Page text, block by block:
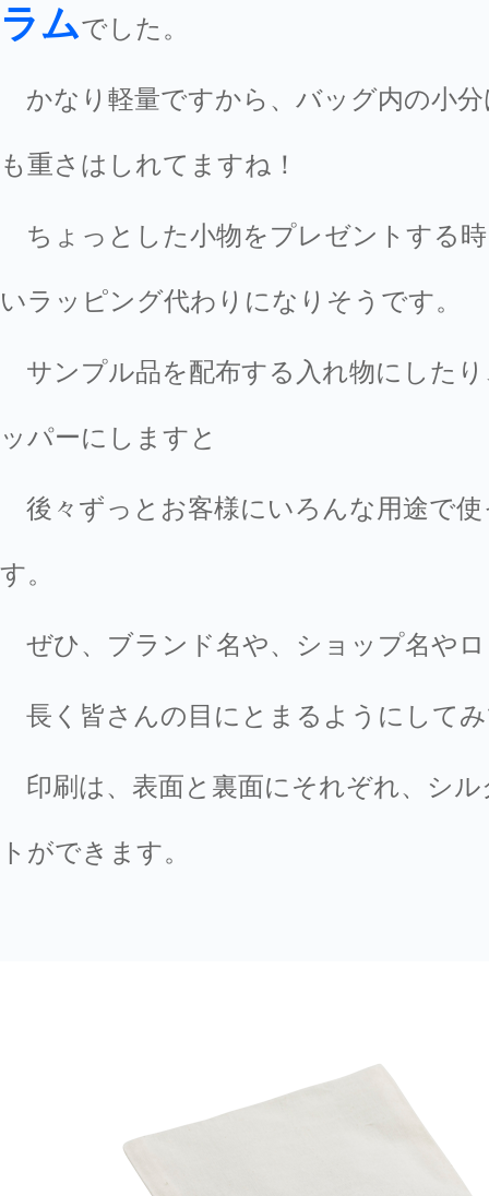
ラムでした。
かなり軽量ですから、バッグ内の小
も重さはしれてますね！
ちょっとした小物をプレゼントする
いラッピング代わりになりそうです。
サンプル品を配布する入れ物にした
ッパーにしますと
後々ずっとお客様にいろんな用途で
す。
ぜひ、ブランド名や、ショップ名や
長く皆さんの目にとまるようにして
印刷は、表面と裏面にそれぞれ、シ
トができます。